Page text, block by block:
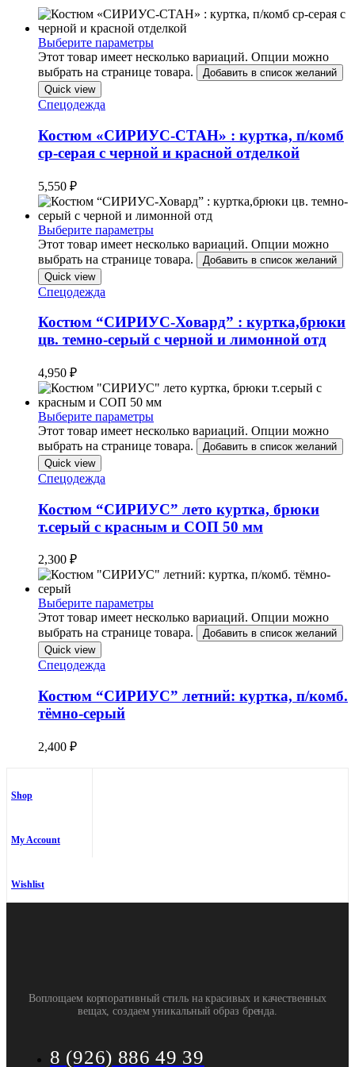
Выберите параметры
Этот товар имеет несколько вариаций. Опции можно
выбрать на странице товара.
Добавить в список желаний
Quick view
Спецодежда
Костюм «СИРИУС-СТАН» : куртка, п/комб
ср-серая с черной и красной отделкой
5,550 ₽
Выберите параметры
Этот товар имеет несколько вариаций. Опции можно
выбрать на странице товара.
Добавить в список желаний
Quick view
Спецодежда
Костюм “СИРИУС-Ховард” : куртка,брюки
цв. темно-серый с черной и лимонной отд
4,950 ₽
Выберите параметры
Этот товар имеет несколько вариаций. Опции можно
выбрать на странице товара.
Добавить в список желаний
Quick view
Спецодежда
Костюм “СИРИУС” лето куртка, брюки
т.серый с красным и СОП 50 мм
2,300 ₽
Выберите параметры
Этот товар имеет несколько вариаций. Опции можно
выбрать на странице товара.
Добавить в список желаний
Quick view
Спецодежда
Костюм “СИРИУС” летний: куртка, п/комб.
тёмно-серый
2,400 ₽
Shop
My Account
Wishlist
Воплощаем корпоративный стиль на красивых и качественных
вещах, создаем уникальный образ бренда.
8 (926) 886 49 39